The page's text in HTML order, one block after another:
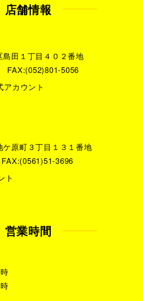
店舗情報
田１丁目４０２番地
FAX:(052)801-5056
カウント
原町３丁目１３１番地
3696
ト
営業時間
時